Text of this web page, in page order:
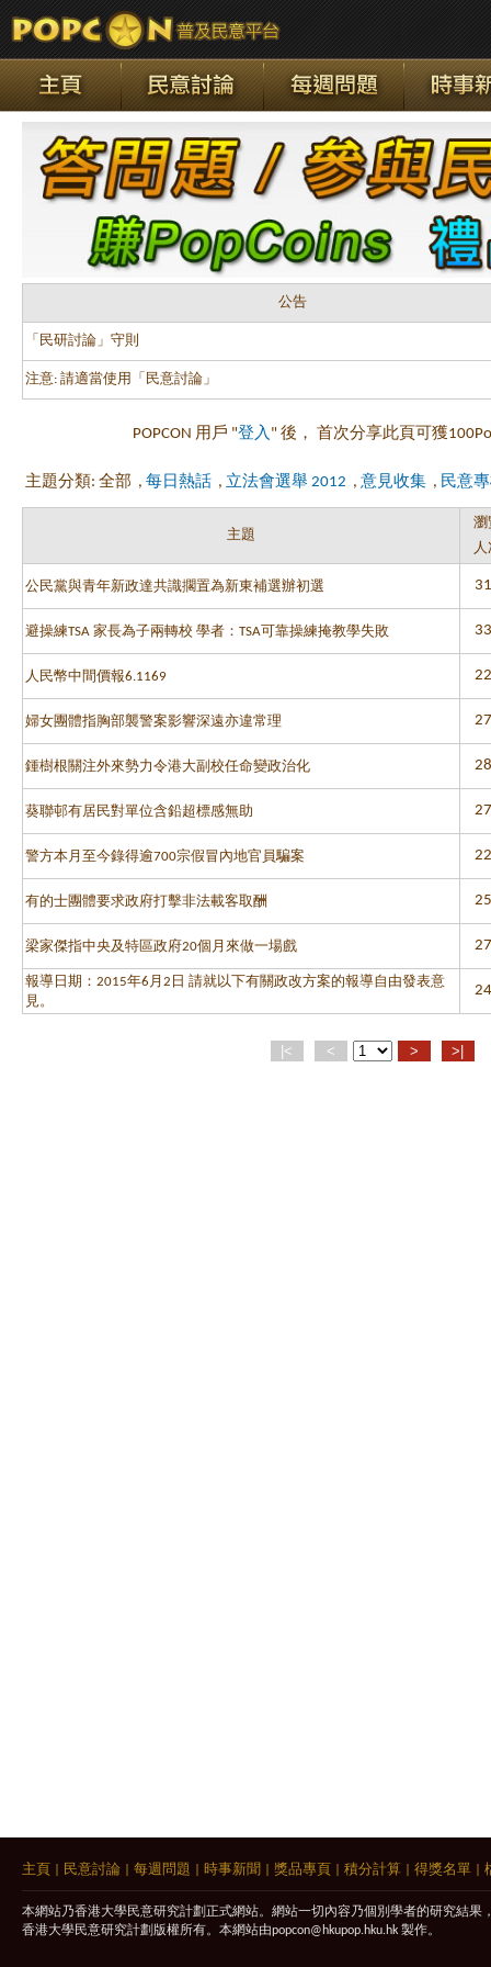
公告
「民研討論」守則
注意: 請適當使用「民意討論」
POPCON 用戶 "登入 " 後， 首次分享此頁可獲
主題分類: 全部 , 每日熱話 , 立法會選舉 2012 , 意見收集 , 民意
主題
瀏
公民黨與青年新政達共識擱置為新東補選辦初選
避操練TSA 家長為子兩轉校 學者：TSA可靠操練掩教學失敗
人民幣中間價報6.1169
婦女團體指胸部襲警案影響深遠亦違常理
鍾樹根關注外來勢力令港大副校任命變政治化
葵聯邨有居民對單位含鉛超標感無助
警方本月至今錄得逾700宗假冒內地官員騙案
有的士團體要求政府打擊非法載客取酬
梁家傑指中央及特區政府20個月來做一場戲
報導日期：2015年6月2日 請就以下有關政改方案的報導自由發表意
見。
|< < > >|
主頁 民意討論 每週問題 時事新聞 獎品專頁 積分計算 得獎名單
本網站乃香港大學民意研究計劃正式網站。網站一切內容乃個別學者的研究結
香港大學民意研究計劃版權所有。本網站由popcon@hkupop.hku.hk 製作。